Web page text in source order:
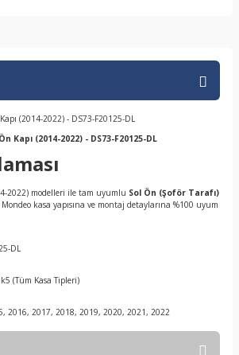
(2014-2022) - DS73-F20125-DL
Kapı (2014-2022) - DS73-F20125-DL
2022) modelleri ile tam uyumlu Sol Ön (Şoför Tarafı)
kasa yapısına ve montaj detaylarına %100 uyum
DL
(Tüm Kasa Tipleri)
2016, 2017, 2018, 2019, 2020, 2021, 2022